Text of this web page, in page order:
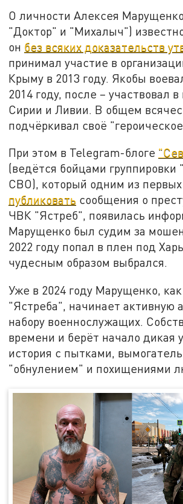
О личности Алексея
"Доктор" и "Михалыч")
он без всяких доказательств
принимал участие в
Крыму в 2013 году. Якобы
2014 году, после – участвовал
Сирии и Ливии. В общем
подчёркивал своё
При этом в Telegram-блоге
(ведётся бойцами группировки
СВО), который одним из первых
публиковать сообщения о
ЧВК "Ястреб", появилась
Марущенко был судим за
2022 году попал в плен под
чудесным образом выбрался.
Уже в 2024 году Марущенко, как
"Ястреба", начинает активную
набору военнослужащих.
времени и берёт начало дикая
история с пытками,
"обнулением" и похищениями